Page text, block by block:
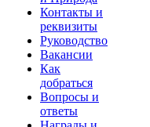
Контакты и
реквизиты
Руководство
Вакансии
Как
добраться
Вопросы и
ответы